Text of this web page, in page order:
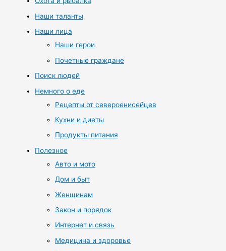
Наши таланты
Наши лица
Наши герои
Почетные граждане
Поиск людей
Немного о еде
Рецепты от североенисейцев
Кухни и диеты
Продукты питания
Полезное
Авто и мото
Дом и быт
Женщинам
Закон и порядок
Интернет и связь
Медицина и здоровье